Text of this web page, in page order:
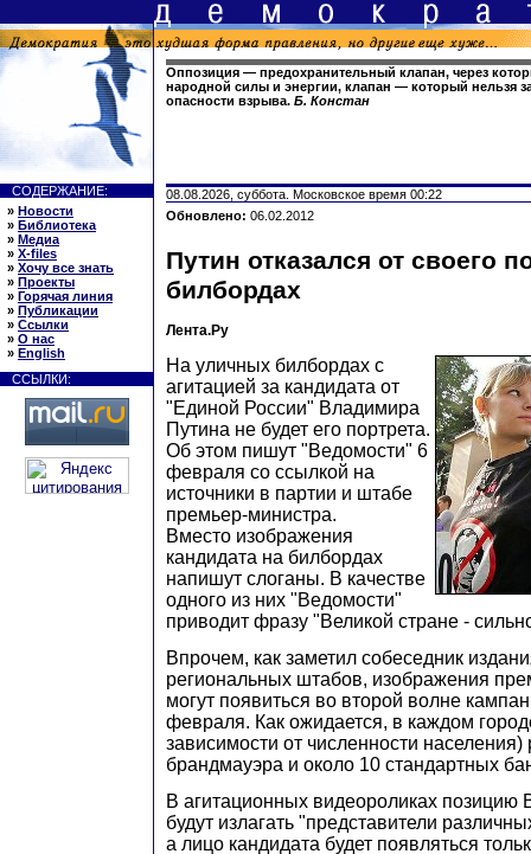
Оппозиция — предохранительный клапан, через
народной силы и энергии, клапан — который нельзя
опасности взрыва. Б. Констан
СОДЕРЖАНИЕ:
» Новости
» Библиотека
» Медиа
» X-files
» Хочу все знать
» Проекты
» Горячая линия
» Публикации
» Ссылки
» О нас
» English
ССЫЛКИ:
08.08.2026, суббота. Московское время 00:22
Обновлено: 06.02.2012
Путин отказался от своего
билбордах
Лента.Ру
На уличных билбордах с
агитацией за кандидата от
"Единой России" Владимира
Путина не будет его портрета.
Об этом пишут "Ведомости" 6
февраля со ссылкой на
источники в партии и штабе
премьер-министра.
Вместо изображения
кандидата на билбордах
напишут слоганы. В качестве
одного из них "Ведомости"
приводит фразу "Великой стране -
Впрочем, как заметил собеседник
региональных штабов, изображения
могут появиться во второй волне
февраля. Как ожидается, в каждом
зависимости от численности населения)
брандмауэра и около 10 стандартных
В агитационных видеороликах позицию
будут излагать "представители
а лицо кандидата будет появляться